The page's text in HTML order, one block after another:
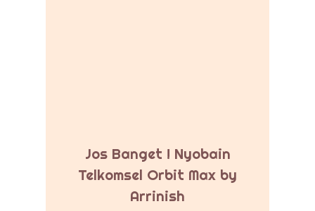
Jos Banget ! Nyobain
Telkomsel Orbit Max by
Arrinish